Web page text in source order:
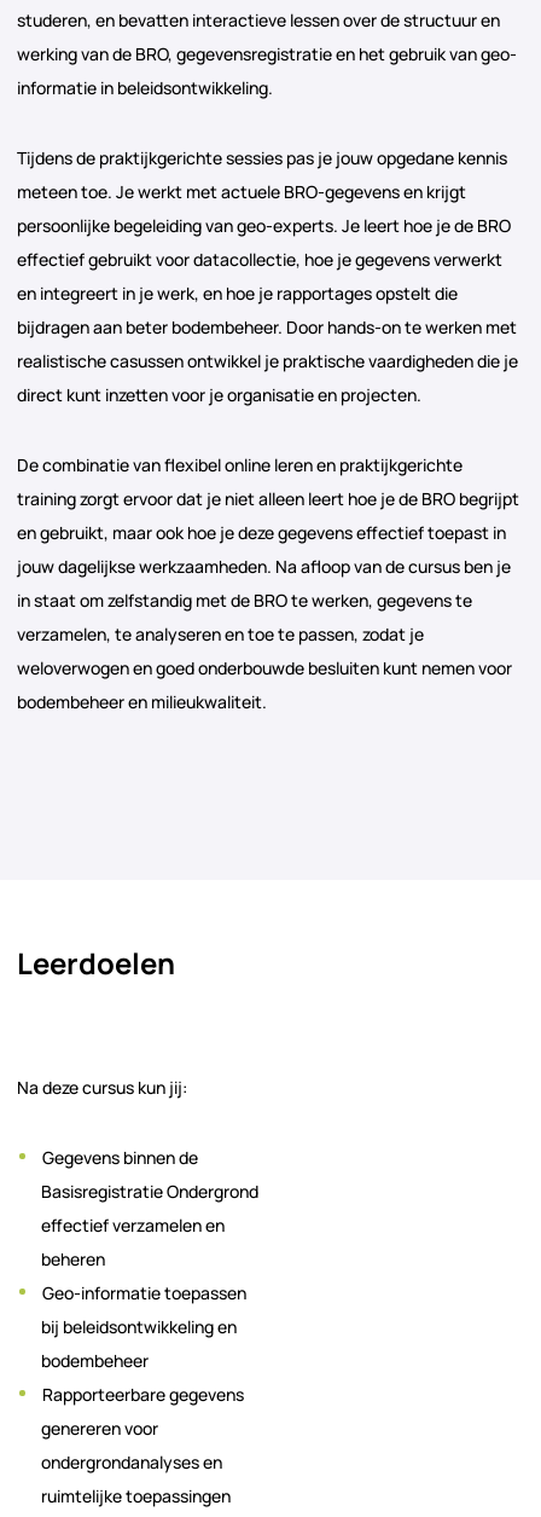
studeren, en bevatten interactieve lessen over de structuur en
werking van de BRO, gegevensregistratie en het gebruik van geo-
informatie in beleidsontwikkeling.
Tijdens de praktijkgerichte sessies pas je jouw opgedane kennis
meteen toe. Je werkt met actuele BRO-gegevens en krijgt
persoonlijke begeleiding van geo-experts. Je leert hoe je de BRO
effectief gebruikt voor datacollectie, hoe je gegevens verwerkt
en integreert in je werk, en hoe je rapportages opstelt die
bijdragen aan beter bodembeheer. Door hands-on te werken met
realistische casussen ontwikkel je praktische vaardigheden die je
direct kunt inzetten voor je organisatie en projecten.
De combinatie van flexibel online leren en praktijkgerichte
training zorgt ervoor dat je niet alleen leert hoe je de BRO begrijpt
en gebruikt, maar ook hoe je deze gegevens effectief toepast in
jouw dagelijkse werkzaamheden. Na afloop van de cursus ben je
in staat om zelfstandig met de BRO te werken, gegevens te
verzamelen, te analyseren en toe te passen, zodat je
weloverwogen en goed onderbouwde besluiten kunt nemen voor
bodembeheer en milieukwaliteit.
Leerdoelen
Na deze cursus kun jij:
Gegevens binnen de
Basisregistratie Ondergrond
effectief verzamelen en
beheren
Geo-informatie toepassen
bij beleidsontwikkeling en
bodembeheer
Rapporteerbare gegevens
genereren voor
ondergrondanalyses en
ruimtelijke toepassingen